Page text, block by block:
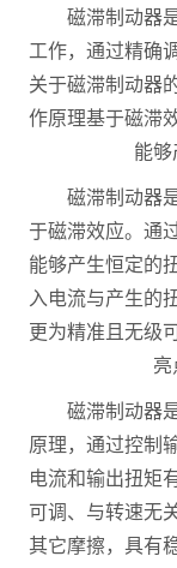
磁滞制动器
工作，通过精确
关于磁滞制动器
作原理基于磁滞
能够
磁滞制动器
于磁滞效应。通
能够产生恒定的
入电流与产生的
更为精准且无级
亮
磁滞制动器
原理，通过控制
电流和输出扭矩
可调、与转速无
其它摩擦，具有